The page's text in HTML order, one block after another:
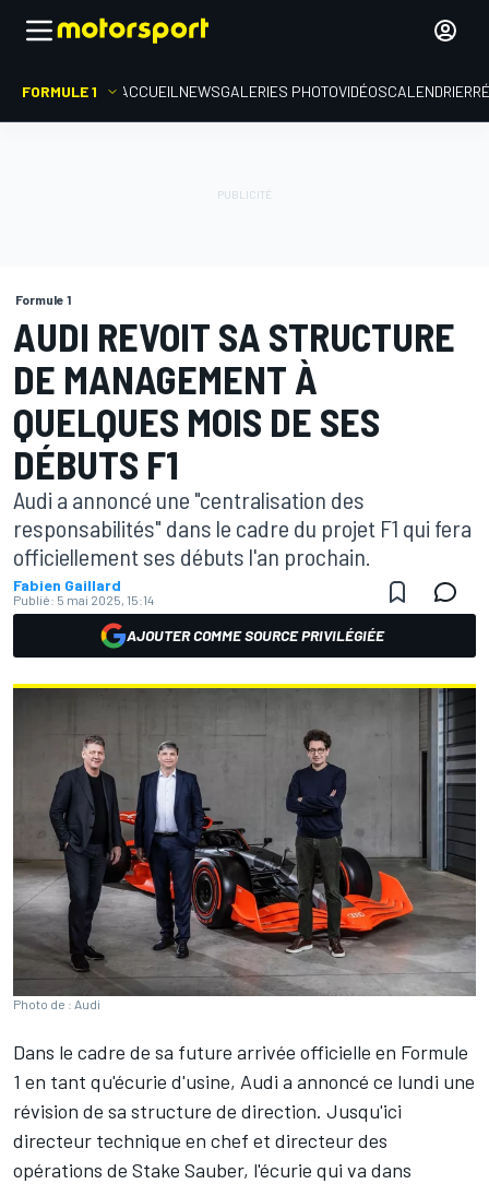
FORMULE 1 ACCUEIL NEWSGALERIES PHOTOVIDÉOSCALENDRIER
Formule 1
AUDI REVOIT SA STRUCTURE
DE MANAGEMENT À
QUELQUES MOIS DE SES
DÉBUTS F1
Audi a annoncé une "centralisation des
responsabilités" dans le cadre du projet F1 qui fera
officiellement ses débuts l'an prochain.
Fabien Gaillard
Publié: 5 mai 2025, 15:14
AJOUTER COMME SOURCE PRIVILÉGIÉE
Photo de : Audi
Dans le cadre de sa future arrivée officielle en Formule
1 en tant qu'écurie d'usine, Audi a annoncé ce lundi une
révision de sa structure de direction. Jusqu'ici
directeur technique en chef et directeur des
opérations de Stake Sauber, l'écurie qui va dans